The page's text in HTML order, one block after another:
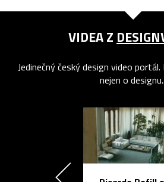
VIDEA Z
Jedinečný český design video
nejen o